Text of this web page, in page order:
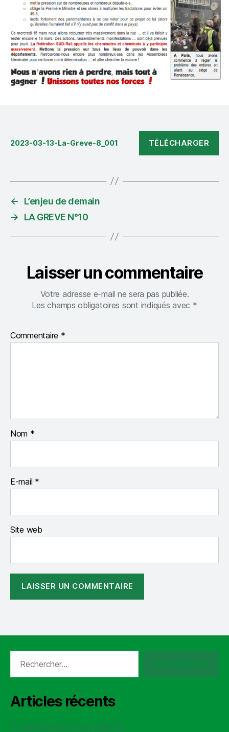
2023-03-13-La-Greve-8_001 TÉLÉCHARGER
←
L’enjeu de demain
→
LA GREVE N°10
Laisser un commentaire
Votre adresse e-mail ne sera pas publiée.
Les champs obligatoires sont indiqués avec *
Commentaire *
Nom *
E-mail *
Site web
Articles récents
COMMUNIQUÉ de l’UNION